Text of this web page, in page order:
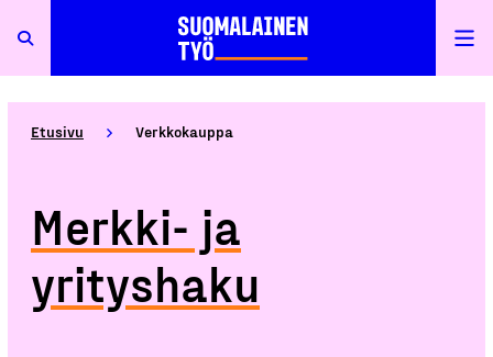
Etusivu Verkkokauppa
Merkki- ja
yrityshaku